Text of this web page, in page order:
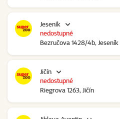
Jeseník
Bezručova 1428/4b, Jeseník
nedostupné
Jičín
Riegrova 1263, Jičín
nedostupné